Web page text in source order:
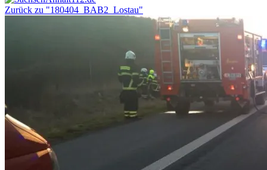
Zurück zu "180404_BAB2_Lostau"